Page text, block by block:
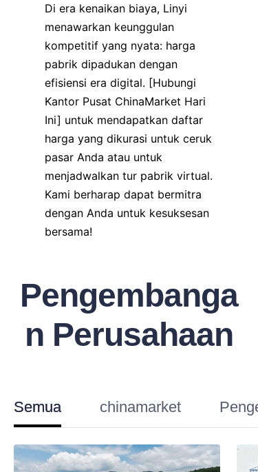
Di era kenaikan biaya, Linyi
menawarkan keunggulan
kompetitif yang nyata: harga
pabrik dipadukan dengan
efisiensi era digital. [Hubungi
Kantor Pusat ChinaMarket Hari
Ini] untuk mendapatkan daftar
harga yang dikurasi untuk ceruk
pasar Anda atau untuk
menjadwalkan tur pabrik virtual.
Kami berharap dapat bermitra
dengan Anda untuk kesuksesan
bersama!
Pengembanga
n Perusahaan
Semua chinamarket